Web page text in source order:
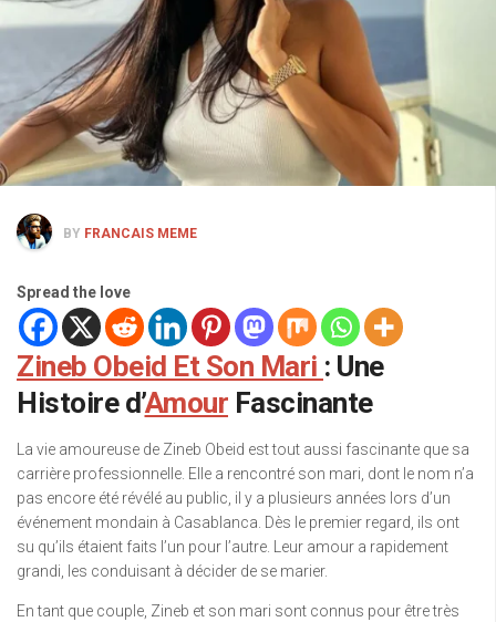
BY FRANCAIS MEME
Spread the love
Zineb Obeid Et Son Mari : Une
Histoire d’Amour Fascinante
La vie amoureuse de Zineb Obeid est tout aussi fascinante que sa
carrière professionnelle. Elle a rencontré son mari, dont le nom n’a
pas encore été révélé au public, il y a plusieurs années lors d’un
événement mondain à Casablanca. Dès le premier regard, ils ont
su qu’ils étaient faits l’un pour l’autre. Leur amour a rapidement
grandi, les conduisant à décider de se marier.
En tant que couple, Zineb et son mari sont connus pour être très